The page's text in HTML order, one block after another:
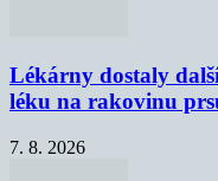
Lékárny dostaly
léku na rakovinu
7. 8. 2026